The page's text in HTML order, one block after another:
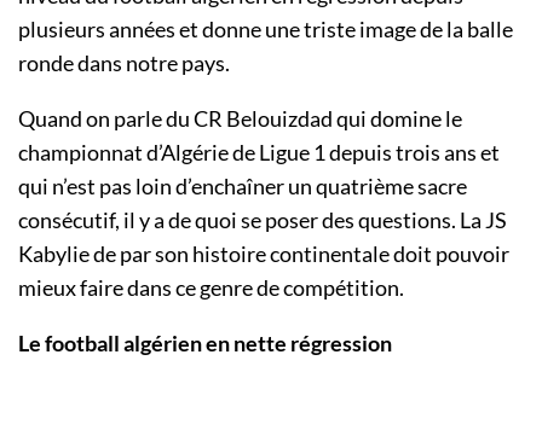
plusieurs années et donne une triste image de la balle
ronde dans notre pays.
Quand on parle du CR Belouizdad qui domine le
championnat d’Algérie de Ligue 1 depuis trois ans et
qui n’est pas loin d’enchaîner un quatrième sacre
consécutif, il y a de quoi se poser des questions. La JS
Kabylie de par son histoire continentale doit pouvoir
mieux faire dans ce genre de compétition.
Le football algérien en nette régression